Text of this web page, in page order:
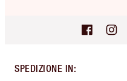
SPEDIZIONE IN: